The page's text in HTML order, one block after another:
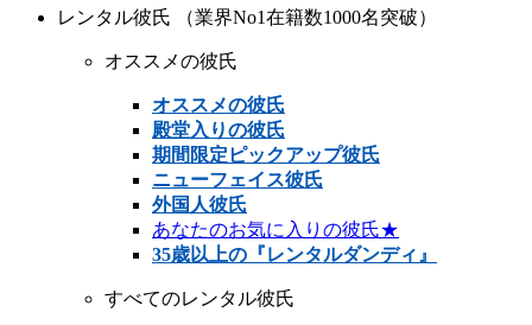
レンタル彼氏 （業界No1在籍数1000名突破）
オススメの彼氏
オススメの彼氏
殿堂入りの彼氏
期間限定ピックアップ彼氏
ニューフェイス彼氏
外国人彼氏
あなたのお気に入りの彼氏★
35歳以上の『レンタルダンディ』
すべてのレンタル彼氏